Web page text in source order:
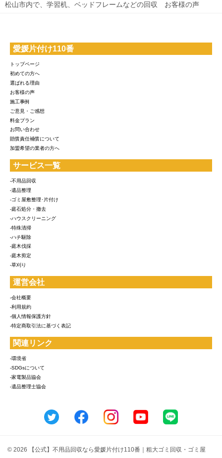
松山市内で、学習机、ベッドフレームなどの回収 お客様の声
愛媛片付け110番
トップページ
初めての方へ
選ばれる理由
お客様の声
施工事例
ご意見・ご感想
料金プラン
お問い合わせ
賠償責任補償について
加盟希望の業者の方へ
サービス一覧
-不用品回収
-遺品整理
-ゴミ屋敷整理･片付け
-庭石処分・撤去
-ハウスクリーニング
-特殊清掃
-ハチ駆除
-庭木伐採
-庭木剪定
-草刈り
運営会社
-会社概要
-利用規約
-個人情報保護方針
-特定商取引法に基づく表記
関連リンク
-環境省
-SDGsについて
-家電製品協会
-遺品整理士協会
© 2026 【公式】不用品回収なら愛媛片付け110番｜粗大ゴミ回収・ゴミ屋